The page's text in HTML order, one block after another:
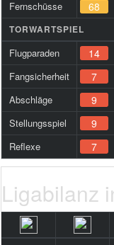
Fernschüsse 68
TORWARTSPIEL
Flugparaden 14
Fangsicherheit 7
Abschläge 9
Stellungsspiel 9
Reflexe 7
Ligabilanz